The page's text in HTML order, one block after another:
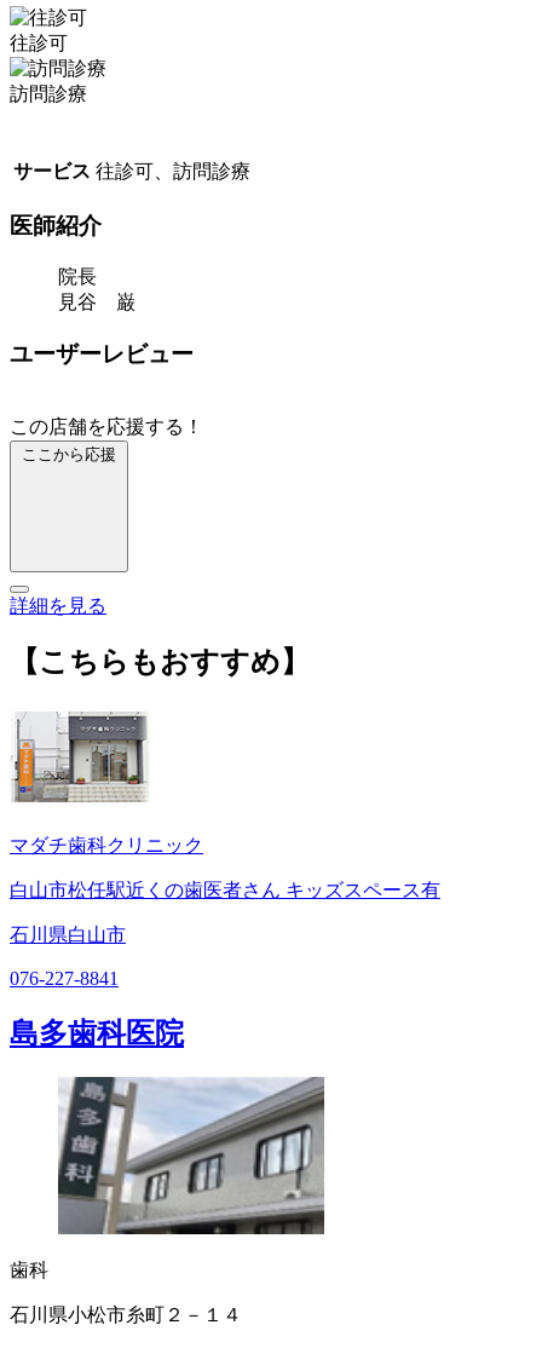
往診可
訪問診療
サービス 往診可、訪問診療
医師紹介
院長
見谷 巌
ユーザーレビュー
この店舗を応援する！
ここから応援
詳細を見る
【こちらもおすすめ】
マダチ歯科クリニック
白山市松任駅近くの歯医者さん キッズスペース有
石川県白山市
076-227-8841
島多歯科医院
歯科
石川県小松市糸町２－１４